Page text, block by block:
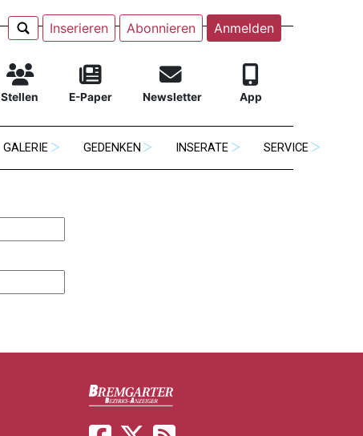
Inserieren Abonnieren Anmelden
Stellen E-Paper Newsletter App
GALERIE GEDENKEN INSERATE SERVICE